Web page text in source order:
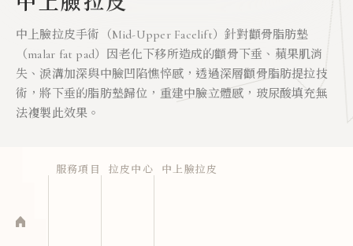
中上臉拉皮手術（Mid-Upper Facelift）針對顴骨脂肪墊
（malar fat pad）因老化下移所造成的顴骨下垂、蘋果肌消
失、淚溝加深與中臉凹陷憔悴感，透過深層顴骨脂肪提拉技
術，將下垂的脂肪墊歸位，重建中臉立體感，玻尿酸填充無
法複製此效果。
服務項目 拉皮中心 中上臉拉皮